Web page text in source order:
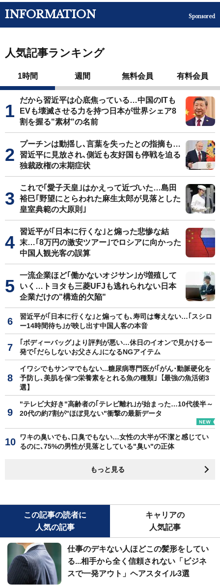
INFORMATION Sponsored
人気記事ランキング
1時間 週間 無料会員 有料会員
だから習近平は心底焦っている…中国のITも
EVも壊滅させる力を持つ日本が世界シェア8
割を握る"素材"の名前
プーチンは動揺し､言葉を失ったとの指摘も…
習近平に見放され､側近も友好国も停戦を迫る
独裁政権の末期症状
これで｢愛子天皇｣はかえって近づいた…島田
裕巳｢野望にとらわれた麻生太郎が見落とした
皇室典範の大原則｣
習近平が｢日本に行くな｣と煽った悲惨な結
末…｢8万円の激安ツアー｣でロシアに向かった
中国人観光客の誤算
一流企業ほど｢働かないオジサン｣が増殖して
いく…トヨタも三菱UFJも逃れられない日本
企業だけの"構造的欠陥"
習近平が｢日本に行くな｣と煽っても､寿司は奪えない…｢スシロ
ー14時間待ち｣が映し出す中国人客の本音
｢ボディーバッグ｣より評判が悪い…休日のイオンで見かける一
発で｢だらしないお父さん｣になるNGアイテム
イワシでもサンマでもない...糖尿病専門医が｢がん･動脈硬化を
予防し､美肌を保つ栄養素をとれる魚の種類｣【最強の魚活術3
選】
"テレビ大好き"高齢者の｢テレビ離れ｣が始まった…10代後半～
20代の約7割が"ほぼ見ない"衝撃の最新データ
ワキの臭いでも､口臭でもない…女性の大半が不潔と感じてい
るのに､75%の男性が見落としている"臭い"の正体
もっと見る
この記事の読者に
人気の記事
キャリアの
人気記事
仕事のデキない人ほどこの髪形をしてい
る...相手から全く信頼されない「ビジネ
スで一発アウト」ヘアスタイル3選